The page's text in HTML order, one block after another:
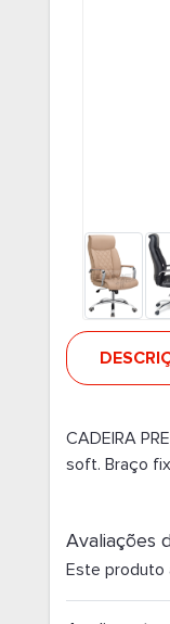
CADEIRA
soft. Braço
Avaliações
Este produto